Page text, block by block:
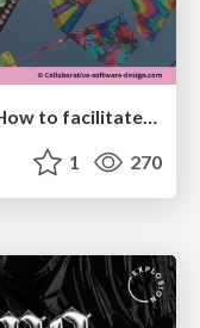
Collaborative Software Design: How to facilitate domain modelling decisions
1 270